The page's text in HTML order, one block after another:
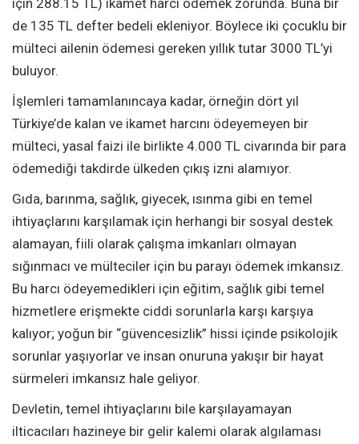
de 135 TL defter bedeli ekleniyor. Böylece iki çocuklu bir
mülteci ailenin ödemesi gereken yıllık tutar 3000 TL’yi
buluyor.
İşlemleri tamamlanıncaya kadar, örneğin dört yıl
Türkiye’de kalan ve ikamet harcını ödeyemeyen bir
mülteci, yasal faizi ile birlikte 4.000 TL civarında bir para
ödemediği takdirde ülkeden çıkış izni alamıyor.
Gıda, barınma, sağlık, giyecek, ısınma gibi en temel
ihtiyaçlarını karşılamak için herhangi bir sosyal destek
alamayan, fiili olarak çalışma imkanları olmayan
sığınmacı ve mülteciler için bu parayı ödemek imkansız.
Bu harcı ödeyemedikleri için eğitim, sağlık gibi temel
hizmetlere erişmekte ciddi sorunlarla karşı karşıya
kalıyor; yoğun bir “güvencesizlik” hissi içinde psikolojik
sorunlar yaşıyorlar ve insan onuruna yakışır bir hayat
sürmeleri imkansız hale geliyor.
Devletin, temel ihtiyaçlarını bile karşılayamayan
ilticacıları hazineye bir gelir kalemi olarak algılaması